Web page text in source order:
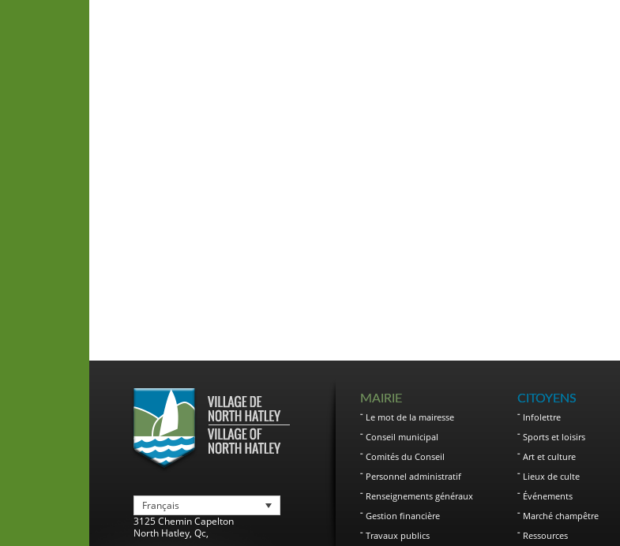
Français
3125 Chemin Capelton
North Hatley, Qc,
MAIRIE
Le mot de la mairesse
Conseil municipal
Comités du Conseil
Personnel administratif
Renseignements généraux
Gestion financière
Travaux publics
CITOYENS
Infolettre
Sports et loisirs
Art et culture
Lieux de culte
Événements
Marché champêtre
Ressources